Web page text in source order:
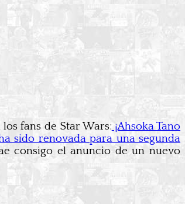
fans de Star Wars: ¡Ahsoka Tano
sido renovada para una segunda
consigo el anuncio de un nuevo